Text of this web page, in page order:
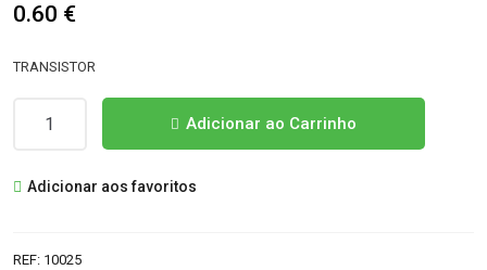
0.60 €
TRANSISTOR
TRANSISTOR
Adicionar ao Carrinho
Adicionar aos favoritos
REF: 10025